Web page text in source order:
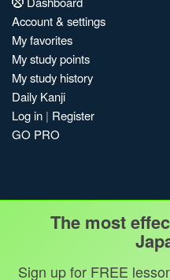
Account & settings
My favorites
My study points
My study history
Daily Kanji
Log in | Register
GO PRO
The most
Sign up for FREE